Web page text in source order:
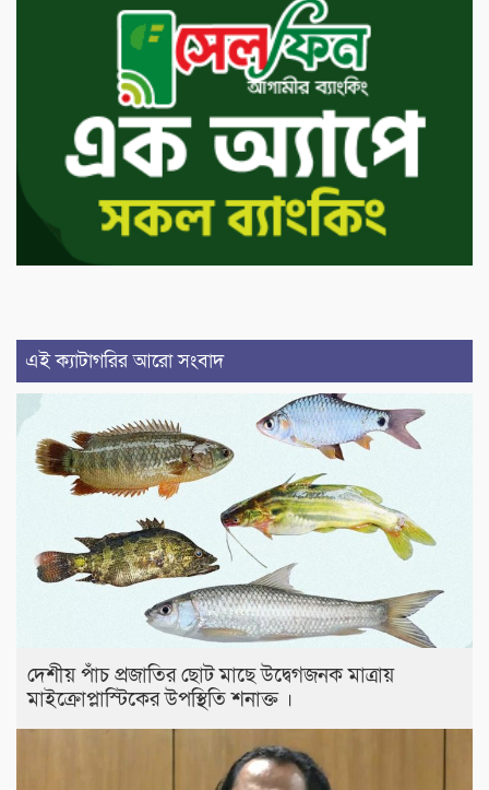
এই ক্যাটাগরির আরো সংবাদ
দেশীয় পাঁচ প্রজাতির ছোট মাছে উদ্বেগজনক মাত্রায়
মাইক্রোপ্লাস্টিকের উপস্থিতি শনাক্ত ।